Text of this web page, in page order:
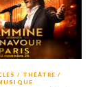
/ THÉÂTRE /